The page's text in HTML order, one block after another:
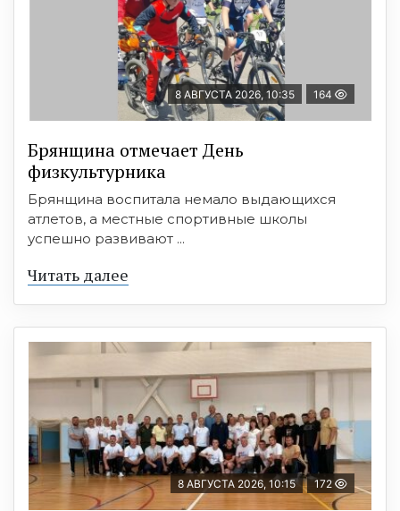
8 АВГУСТА 2026, 10:35 164
Брянщина отмечает День
физкультурника
Брянщина воспитала немало выдающихся
атлетов, а местные спортивные школы
успешно развивают ...
Читать далее
8 АВГУСТА 2026, 10:15 172